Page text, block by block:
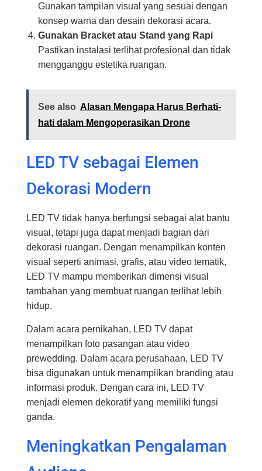
Gunakan tampilan visual yang sesuai dengan
konsep warna dan desain dekorasi acara.
Gunakan Bracket atau Stand yang Rapi
Pastikan instalasi terlihat profesional dan tidak
mengganggu estetika ruangan.
See also Alasan Mengapa Harus Berhati-
hati dalam Mengoperasikan Drone
LED TV sebagai Elemen
Dekorasi Modern
LED TV tidak hanya berfungsi sebagai alat bantu
visual, tetapi juga dapat menjadi bagian dari
dekorasi ruangan. Dengan menampilkan konten
visual seperti animasi, grafis, atau video tematik,
LED TV mampu memberikan dimensi visual
tambahan yang membuat ruangan terlihat lebih
hidup.
Dalam acara pernikahan, LED TV dapat
menampilkan foto pasangan atau video
prewedding. Dalam acara perusahaan, LED TV
bisa digunakan untuk menampilkan branding atau
informasi produk. Dengan cara ini, LED TV
menjadi elemen dekoratif yang memiliki fungsi
ganda.
Meningkatkan Pengalaman